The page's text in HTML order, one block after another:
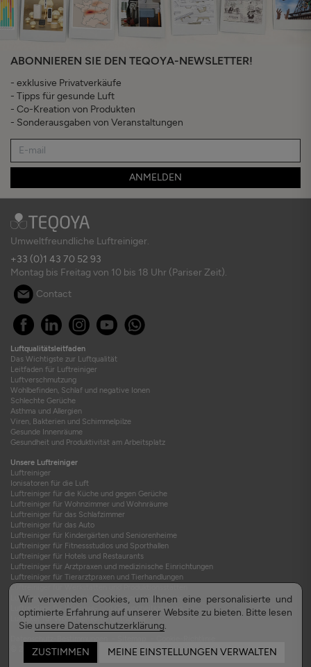
Wir verwenden Cookies, um Ihnen eine personalisierte und
optimierte Erfahrung auf unserer Website zu bieten. Bitte lesen
Sie unsere Datenschutzerklärung.
ZUSTIMMEN MEINE EINSTELLUNGEN VERWALTEN
ABONNIEREN SIE DEN TEQOYA-NEWSLETTER!
- exklusive Privatverkäufe
- Tipps für gesunde Luft
- Co-Kreation von Produkten
- Sonderausgaben von Veranstaltungen
ANMELDEN
Umweltfreundliche Luftreiniger.
+33 (0)1 43 70 52 93
Montag bis Freitag von 10 bis 18 Uhr (Pariser Zeit).
Contact
Luftqualitätsleitfaden
Das Wichtigste zur Luftqualität
Leitfaden für Luftreiniger
Luftverschmutzung
Wohlbefinden, Schlaf und negative Ionen
Schlechte Gerüche
Asthma und Allergien
Viren, Bakterien und Schimmelpilze
Gesunde Innenräume
Gesundheit und Produktivität am Arbeitsplatz
Unsere Luftreiniger
Luftreiniger
Ionisatoren für die Luft
Luftreiniger für die Küche und gegen Gerüche
Luftreiniger für Wohnzimmer und Wohnräume
Luftreiniger für das Schlafzimmer
Luftreiniger für das Auto
Luftreiniger für Kindergärten und Seniorenheime
Luftreiniger für Fitnessstudios und Sporthallen
Luftreiniger für Hotels und Restaurants
Luftreiniger für Arztpraxen und medizinische Einrichtungen
Luftreiniger für Tierarztpraxen und Tierhandlungen
Luftreiniger für Werkstätten und Produktionsstätten
Luftreiniger für Berufskraftfahrer und LKW-Fahrer
Luftreiniger für Wellness- und Gesundheitszentren
Luftfilter für Wohnraumlüftungsanlagen
© 2015-2026 TEQOYA